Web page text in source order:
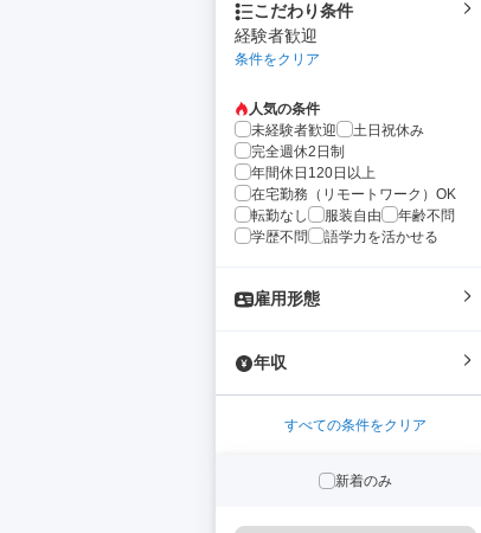
こだわり条件
経験者歓迎
条件をクリア
人気の条件
未経験者歓迎
土日祝休み
完全週休2日制
年間休日120日以上
在宅勤務（リモートワーク）OK
転勤なし
服装自由
年齢不問
学歴不問
語学力を活かせる
雇用形態
年収
すべての条件をクリア
新着のみ